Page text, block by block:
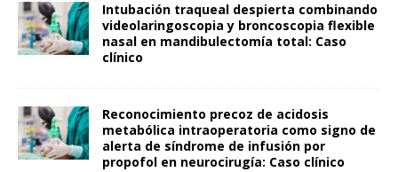
Intubación traqueal despierta combinando
videolaringoscopia y broncoscopia flexible
nasal en mandibulectomía total: Caso
clínico
Reconocimiento precoz de acidosis
metabólica intraoperatoria como signo de
alerta de síndrome de infusión por
propofol en neurocirugía: Caso clínico